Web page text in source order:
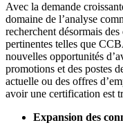
Avec la demande
domaine de l’analyse
recherchent désormais
pertinentes telles que
nouvelles opportunités
promotions et des postes
actuelle ou des offres
avoir une certification est
Expansion des